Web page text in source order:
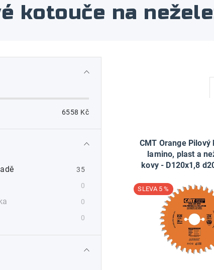
kotouče na
6558 Kč
35
0
0
0
a
d
CMT Orange Pilový
lamino, plast a
kovy - D120x1,8
5 %